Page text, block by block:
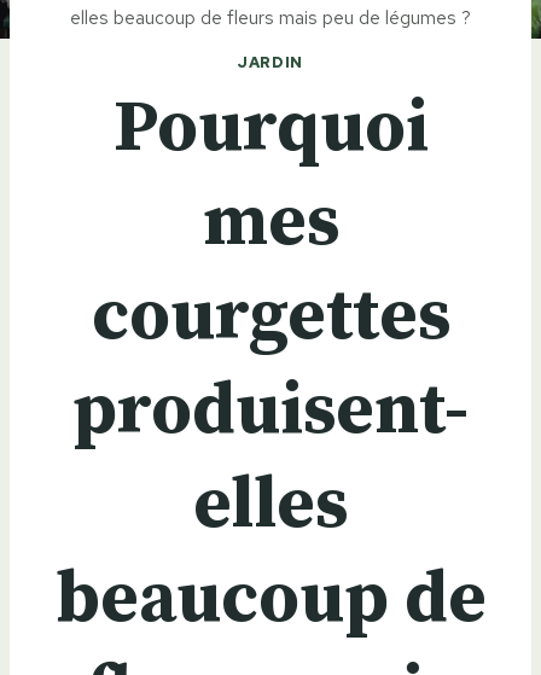
elles beaucoup de fleurs mais peu de légumes ?
JARDIN
Pourquoi
mes
courgettes
produisent-
elles
beaucoup de